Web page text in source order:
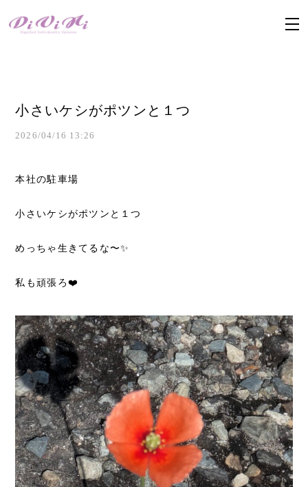
小さいケシがポツンと１つ
2026/04/16 13:26
本社の駐車場
小さいケシがポツンと１つ
めっちゃ生きてるな〜✨️
私も頑張ろ❤️